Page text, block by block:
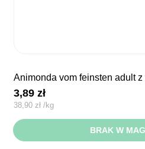
animonda vom feinsten adult
3,89zł
38,90 zł /kg
BRAK W